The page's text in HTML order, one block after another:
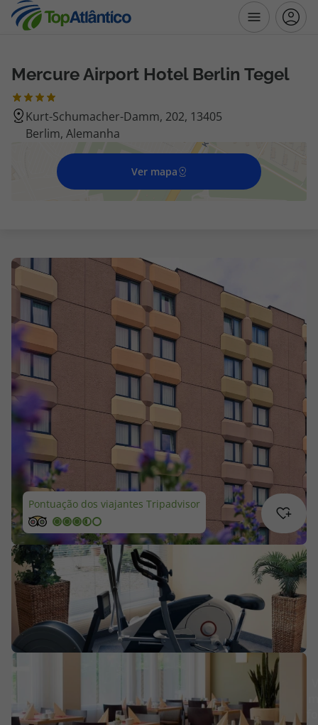
Destinos
Voos
Voos + Hotel
Disneyland ® Paris
Escapadinhas
Cruzeiros
Promoções
Especialistas
Cheque Viagem
Rede de Lojas
Blog TopViagens
Área de Cliente
Agências
Contactos
Mercure Airport Hotel Berlin Tegel
Kurt-Schumacher-Damm, 202, 13405
Berlim, Alemanha
Ver mapa
Pontuação dos viajantes Tripadvisor